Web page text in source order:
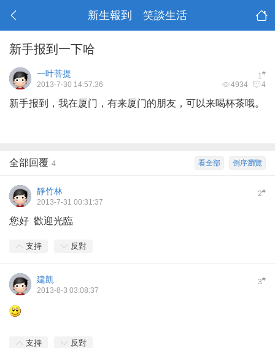
新生報到 笑談生活
新手报到一下哈
1#
一叶菩提
4934 4
2013-7-30 14:57:36
新手报到，我在厦门，有来厦门的朋友，可以来喝杯茶哦。
倒序瀏覽
看全部
全部回覆 4
2#
靜竹林
2013-7-31 00:31:37
您好 歡迎光臨
支持 反對
3#
建凱
2013-8-3 03:08:37
支持 反對